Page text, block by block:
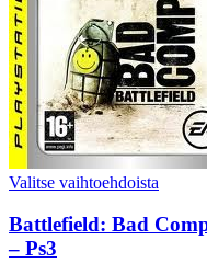
Valitse vaihtoehdoista
Battlefield: Bad
– Ps3